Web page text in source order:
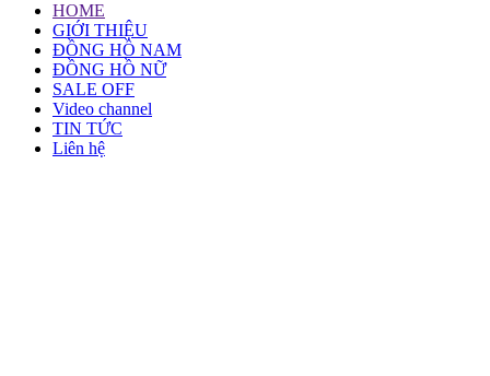
HOME
GIỚI THIỆU
ĐỒNG HỒ NAM
ĐỒNG HỒ NỮ
SALE OFF
Video channel
TIN TỨC
Liên hệ